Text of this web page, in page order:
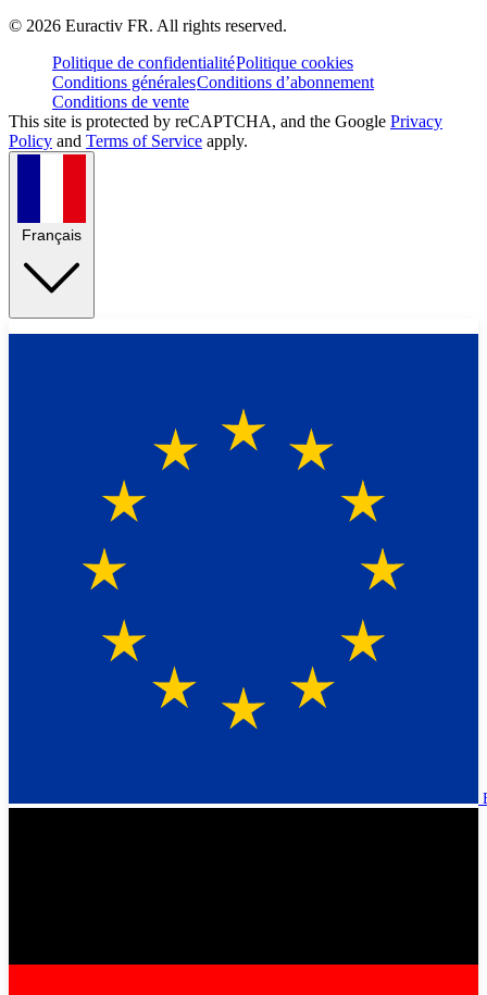
© 2026 Euractiv FR. All rights reserved.
Politique de confidentialitéPolitique cookies
Conditions généralesConditions d’abonnement
Conditions de vente
This site is protected by reCAPTCHA, and the Google Privacy
Policy and Terms of Service apply.
Français